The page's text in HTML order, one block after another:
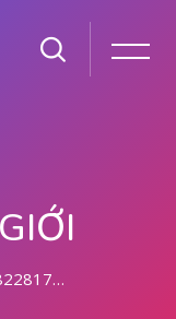
BIDAN ABORSI DI MEDAN